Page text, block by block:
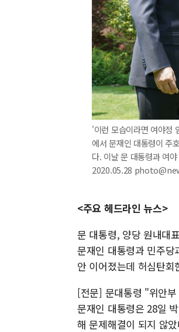
'이런 모습이라면 여야정
에서 문재인 대통령이 주
다. 이날 문 대통령과 여
2020.05.28
<주요 헤드라인 뉴스>
문 대통령, 양당 원내대
문재인 대통령과 민주
안 이어졌는데 허심탄
[전문] 문대통령 "위안
문재인 대통령은 28일
해 문제해결이 되지 않